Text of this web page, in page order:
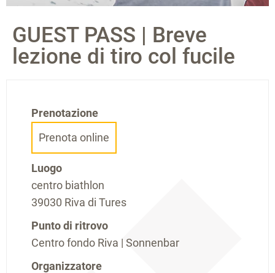
GUEST PASS | Breve
lezione di tiro col fucile
Prenotazione
Prenota online
Luogo
centro biathlon
39030 Riva di Tures
Punto di ritrovo
Centro fondo Riva | Sonnenbar
Organizzatore